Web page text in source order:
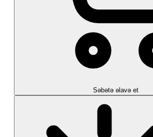
Səbətə əlavə et